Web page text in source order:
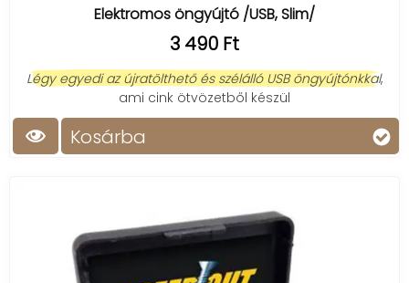
Elektromos öngyújtó /USB, Slim/
3 490 Ft
Légy egyedi az újratölthető és szélálló USB öngyújtónkkal,
ami cink ötvözetből készül
Kosárba